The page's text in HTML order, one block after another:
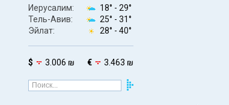
Иерусалим: 18° - 29°
Тель-Авив:
25° - 31°
Эйлат:
28° - 40°
$ 3.006 ₪ € 3.463 ₪